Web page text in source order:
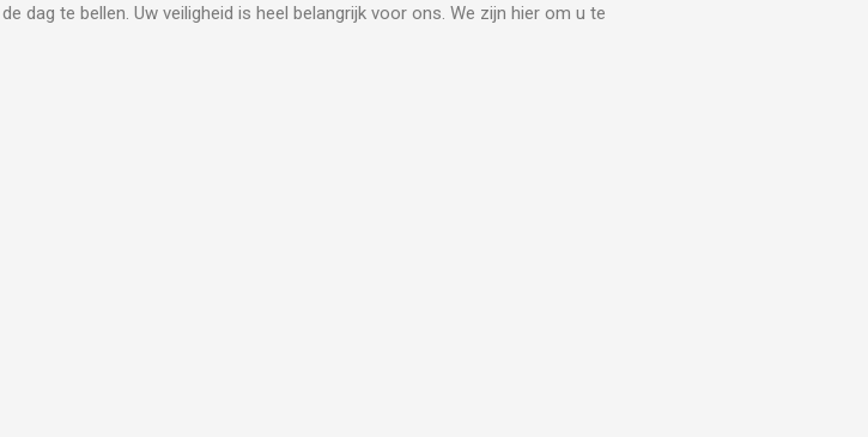
te bellen. Uw veiligheid is heel belangrijk voor ons. We zijn hier om u te